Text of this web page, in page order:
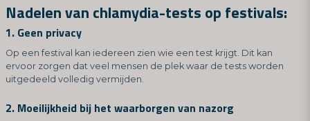
Nadelen van chlamydia-tests op festivals:
1. Geen privacy
Op een festival kan iedereen zien wie een test krijgt. Dit kan
ervoor zorgen dat veel mensen de plek waar de tests worden
uitgedeeld volledig vermijden.
2. Moeilijkheid bij het waarborgen van nazorg